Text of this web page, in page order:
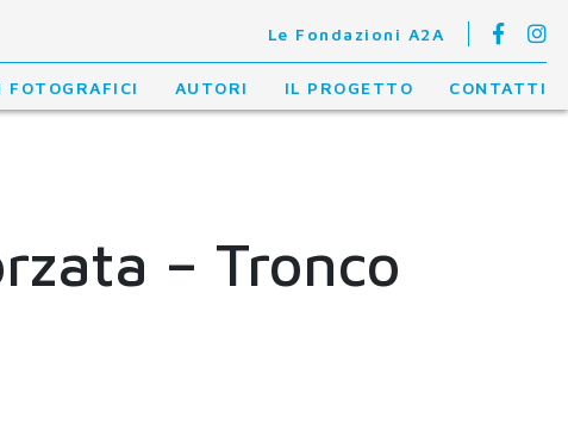
Le Fondazioni A2A
FOTOGRAFICI AUTORI IL PROGETTO CONTATTI
– Tronco